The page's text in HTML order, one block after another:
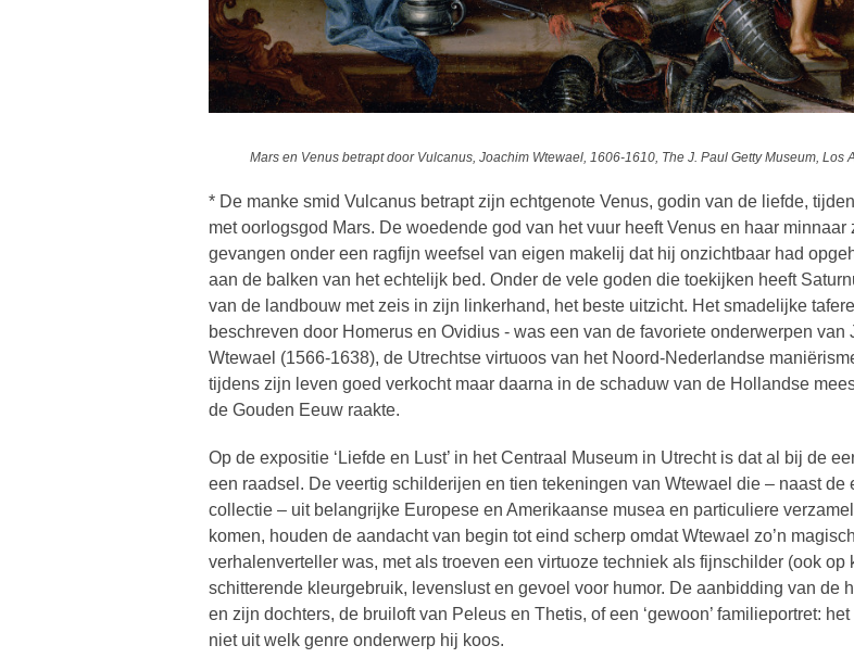
Mars en Venus betrapt door Vulcanus, Joachim Wtewael, 1606-1610, The J. Paul Getty Museum, Los
* De manke smid Vulcanus betrapt zijn echtgenote Venus, godin van de liefde,
met oorlogsgod Mars. De woedende god van het vuur heeft Venus en haar minnaar
gevangen onder een ragfijn weefsel van eigen makelij dat hij onzichtbaar had
aan de balken van het echtelijk bed. Onder de vele goden die toekijken heeft
van de landbouw met zeis in zijn linkerhand, het beste uitzicht. Het smadelijke
beschreven door Homerus en Ovidius - was een van de favoriete onderwerpen van
Wtewael (1566-1638), de Utrechtse virtuoos van het Noord-Nederlandse
tijdens zijn leven goed verkocht maar daarna in de schaduw van de Hollandse
de Gouden Eeuw raakte.
Op de expositie ‘Liefde en Lust’ in het Centraal Museum in Utrecht is dat al bij de
een raadsel. De veertig schilderijen en tien tekeningen van Wtewael die – naast de
collectie – uit belangrijke Europese en Amerikaanse musea en particuliere
komen, houden de aandacht van begin tot eind scherp omdat Wtewael zo’n
verhalenverteller was, met als troeven een virtuoze techniek als fijnschilder (ook op
schitterende kleurgebruik, levenslust en gevoel voor humor. De aanbidding van de
en zijn dochters, de bruiloft van Peleus en Thetis, of een ‘gewoon’ familieportret:
niet uit welk genre onderwerp hij koos.